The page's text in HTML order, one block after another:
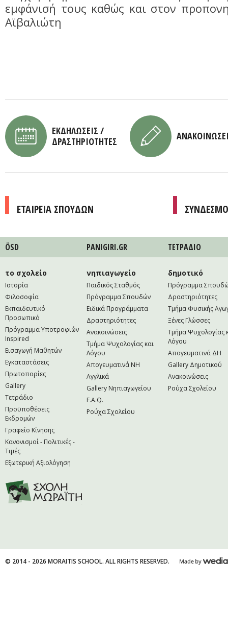
εμφάνισή τους καθώς και στον
Αϊβαλιώτη
ΕΚΔΗΛΩΣΕΙΣ /
ΔΡΑΣΤΗΡΙΟΤΗΤΕΣ
ΕΤΑΙΡΕΙΑ ΣΠΟΥΔΩΝ
ÖSD PANIGIRI.GR ΤΕΤΡAΔΙΟ
το σχολείο
Ιστορία
Φιλοσοφία
Εκπαιδευτικό
Προσωπικό
Πρόγραμμα Υποτροφιών
Inspired
Εισαγωγή Μαθητών
Εγκαταστάσεις
Πρωτοπορίες
Gallery
Τετράδιο
Προϋποθέσεις
Εκδρομών
Γραφείο Κίνησης
Κανονισμοί - Πολιτικές -
Τιμές
Εξωτερική Αξιολόγηση
νηπιαγωγείο
Παιδικός Σταθμός
Πρόγραμμα Σπουδών
Ειδικά Προγράμματα
Δραστηριότητες
Ανακοινώσεις
Τμήμα Ψυχολογίας και
Λόγου
Απογευματινά NH
Αγγλικά
Gallery Νηπιαγωγείου
F.A.Q.
Ρούχα Σχολείου
δημοτικό
Πρόγραμμα
Δραστηριότητες
Τμήμα Φυσικής
Ξένες Γλώσσες
Τμήμα Ψυχολογίας
Λόγου
Απογευματινά ΔΗ
Gallery Δημοτικού
Ανακοινώσεις
Ρούχα Σχολείου
© 2014 - 2026 MORAITIS SCHOOL. ALL RIGHTS RESERVED.